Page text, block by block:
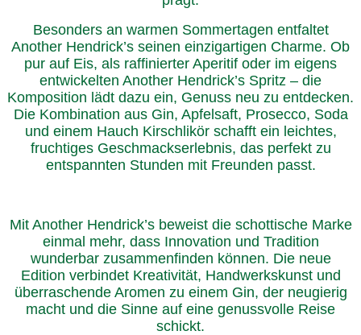
Besonders an warmen Sommertagen entfaltet
Another Hendrick’s seinen einzigartigen Charme. Ob
pur auf Eis, als raffinierter Aperitif oder im eigens
entwickelten Another Hendrick’s Spritz – die
Komposition lädt dazu ein, Genuss neu zu entdecken.
Die Kombination aus Gin, Apfelsaft, Prosecco, Soda
und einem Hauch Kirschlikör schafft ein leichtes,
fruchtiges Geschmackserlebnis, das perfekt zu
entspannten Stunden mit Freunden passt.
Mit Another Hendrick’s beweist die schottische Marke
einmal mehr, dass Innovation und Tradition
wunderbar zusammenfinden können. Die neue
Edition verbindet Kreativität, Handwerkskunst und
überraschende Aromen zu einem Gin, der neugierig
macht und die Sinne auf eine genussvolle Reise
schickt.